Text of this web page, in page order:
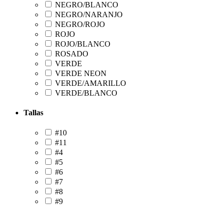
NEGRO/BLANCO
NEGRO/NARANJO
NEGRO/ROJO
ROJO
ROJO/BLANCO
ROSADO
VERDE
VERDE NEON
VERDE/AMARILLO
VERDE/BLANCO
Tallas
#10
#11
#4
#5
#6
#7
#8
#9